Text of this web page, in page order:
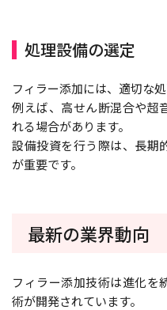
処理設備の選定
フィラー添加には、適切な
例えば、高せん断混合や超
れる場合があります。
設備投資を行う際は、長期
が重要です。
最新の業界動向
フィラー添加技術は進化を
術が開発されています。